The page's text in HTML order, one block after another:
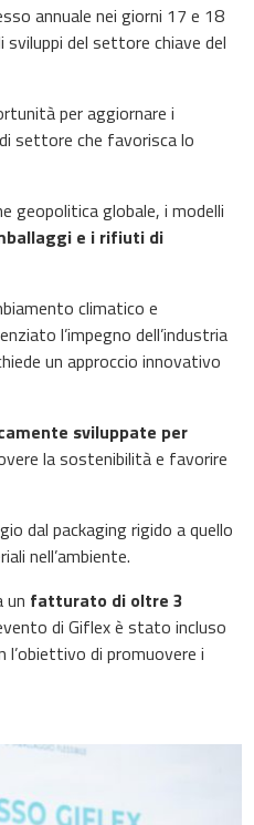
annuale nei giorni 17 e 18
del settore chiave del
per aggiornare i
settore che favorisca lo
geopolitica globale, i modelli
e i rifiuti di
climatico e
l’impegno dell’industria
un approccio innovativo
sviluppate per
la sostenibilità e favorire
dal packaging rigido a quello
nell’ambiente.
un fatturato di oltre 3
di Giflex è stato incluso
l’obiettivo di promuovere i